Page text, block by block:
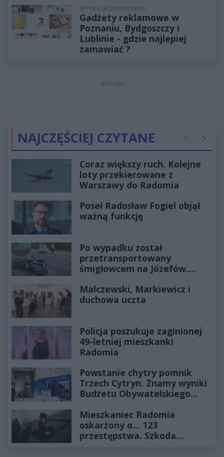
ARTYKUŁ SPONSOROWANY
Gadżety reklamowe w
Poznaniu, Bydgoszczy i
Lublinie - gdzie najlepiej
zamawiać ?
REKLAMA
NAJCZĘŚCIEJ CZYTANE Poprzednie
Coraz większy ruch. Kolejne
loty przekierowane z
Warszawy do Radomia
Poseł Radosław Fogiel objął
ważną funkcję
Po wypadku został
przetransportowany
śmigłowcem na Józefów.
Malczewski, Markiewicz i
duchowa uczta
Policja poszukuje zaginionej
49-letniej mieszkanki
Radomia
Powstanie chytry pomnik
Trzech Cytryn. Znamy wyniki
Budżetu Obywatelskiego
Mieszkaniec Radomia
oskarżony o... 123
przestępstwa. Szkoda